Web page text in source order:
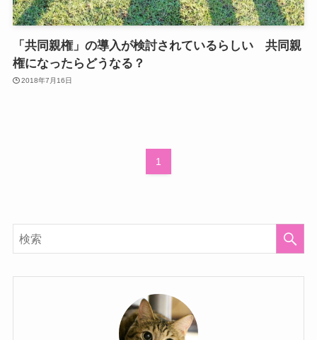
「共同親権」の導入が検討されているらしい 共同親
権になったらどうなる？
2018年7月16日
1